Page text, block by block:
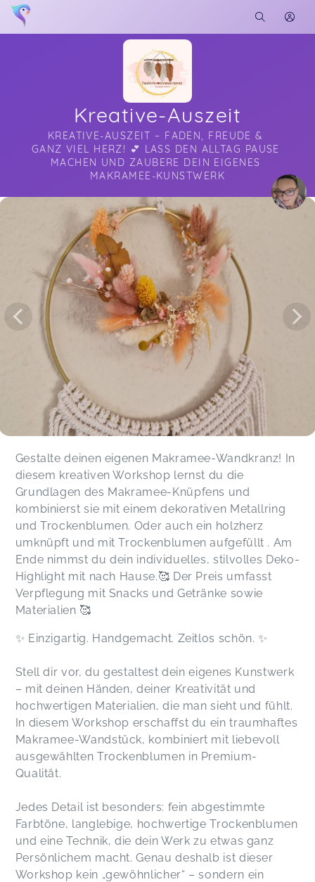
Kreative-Auszeit
KREATIVE-AUSZEIT – FADEN, FREUDE &
GANZ VIEL HERZ! 💕 LASS DEN ALLTAG PAUSE
MACHEN UND ZAUBERE DEIN EIGENES
MAKRAMEE-KUNSTWERK
Soon you will learn more about me here...
Gestalte deinen eigenen Makramee-Wandkranz! In
diesem kreativen Workshop lernst du die
Grundlagen des Makramee-Knüpfens und
kombinierst sie mit einem dekorativen Metallring
und Trockenblumen. Oder auch ein holzherz
umknüpft und mit Trockenblumen aufgefüllt . Am
Ende nimmst du dein individuelles, stilvolles Deko-
Highlight mit nach Hause.🥰 Der Preis umfasst
Verpflegung mit Snacks und Getränke sowie
Materialien 🥰
✨ Einzigartig. Handgemacht. Zeitlos schön. ✨
Stell dir vor, du gestaltest dein eigenes Kunstwerk
– mit deinen Händen, deiner Kreativität und
hochwertigen Materialien, die man sieht und fühlt.
In diesem Workshop erschaffst du ein traumhaftes
Makramee-Wandstück, kombiniert mit liebevoll
ausgewählten Trockenblumen in Premium-
Qualität.
Jedes Detail ist besonders: fein abgestimmte
Farbtöne, langlebige, hochwertige Trockenblumen
und eine Technik, die dein Werk zu etwas ganz
Persönlichem macht. Genau deshalb ist dieser
Workshop kein „gewöhnlicher“ – sondern ein